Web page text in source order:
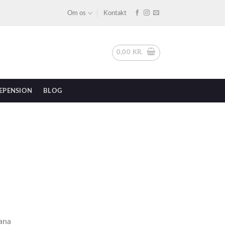
Om os Kontakt
0,00 KR.
BLOG